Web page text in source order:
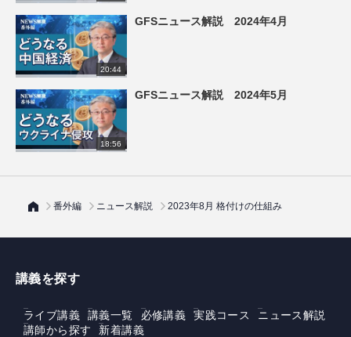
20:44
GFSニュース解説 2024年4月
18:56
GFSニュース解説 2024年5月
番外編 ニュース解説 2023年8月 格付けの仕組み
講義を探す
ライブ講義 講義一覧 必修講義 実践コース
ニュース解説
講師から探す
新着講義